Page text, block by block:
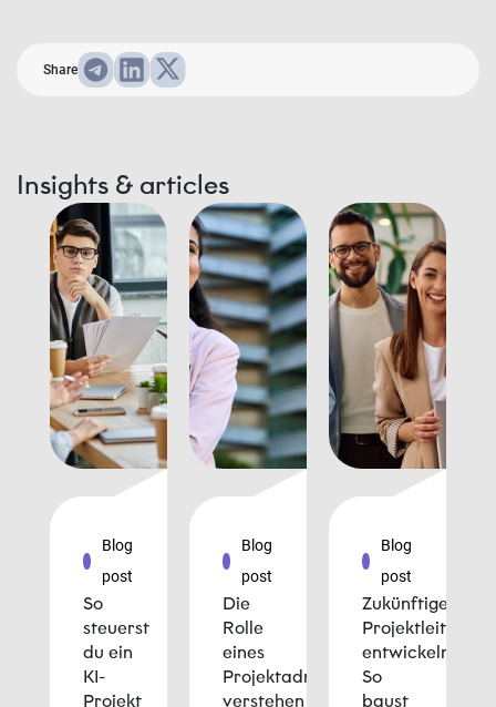
Share
Insights & articles
Blog
post
So
steuerst
du ein
KI-
Projekt
Blog
post
Die
Rolle
eines
Projektadministrators
verstehen
Blog
post
Zukünftige
Projektleiter
entwickeln:
So
baust